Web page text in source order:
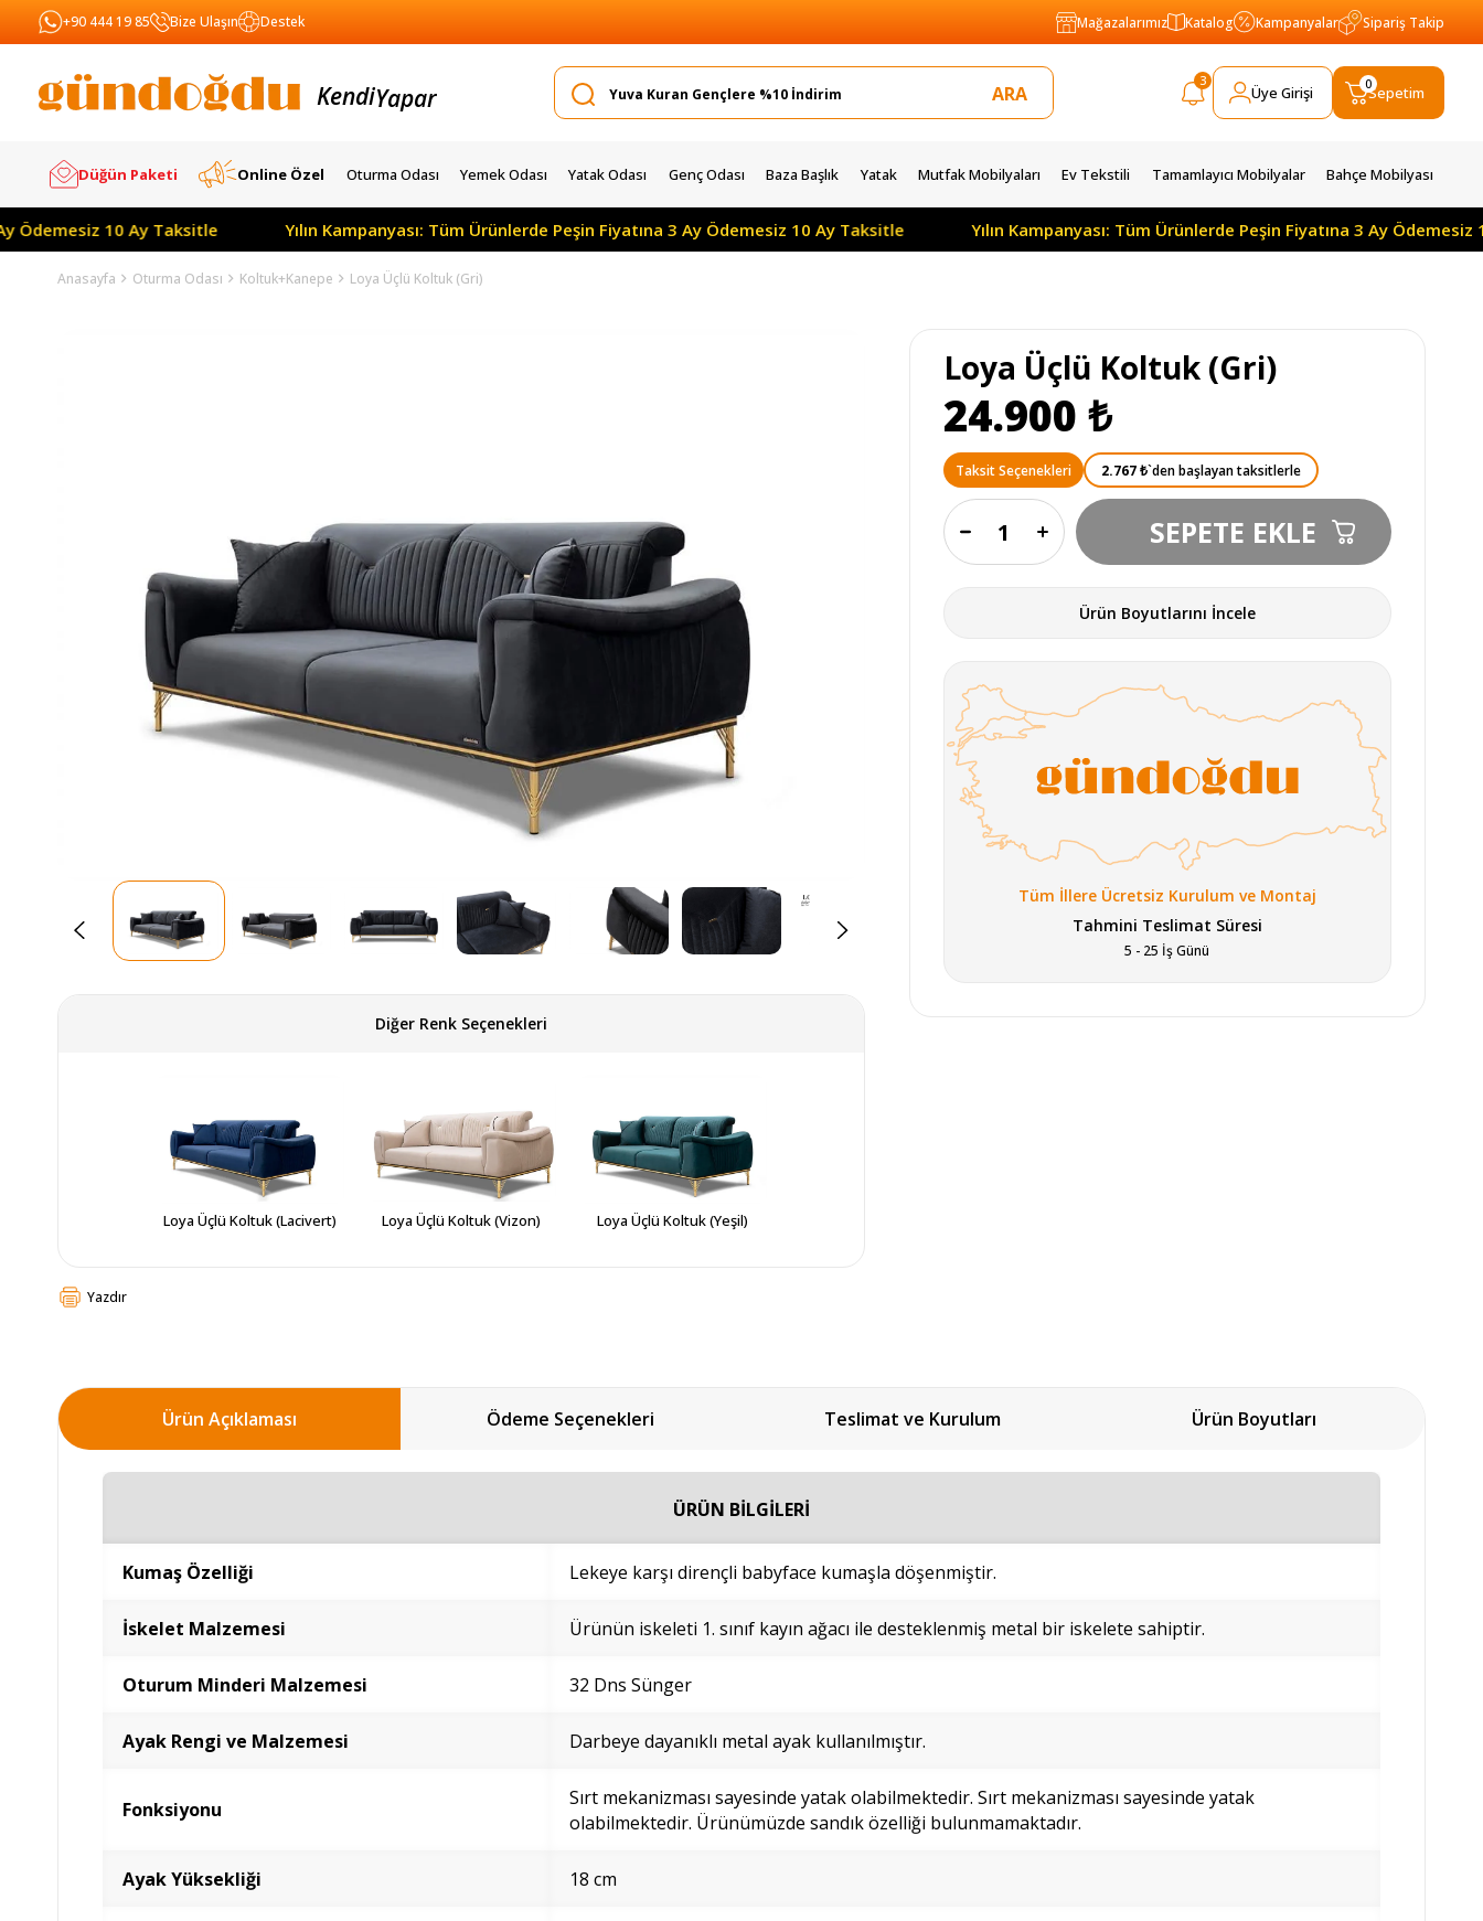
+90 444 19 85 Bize Ulaşın Destek Mağazalarımız Katalog Kampanyalar Sipariş Takip
KendiYapar
3
Üye Girişi Sepetim
0
Düğün Paketi Online Özel Oturma Odası Yemek Odası Yatak Odası Genç Odası Baza Başlık Yatak Mutfak Mobilyaları Ev Tekstili Tamamlayıcı Mobilyalar Bahçe Mobilyası
10 Ay Taksitle Yılın Kampanyası: Tüm Ürünlerde Peşin Fiyatına 3 Ay Ödemesiz 10 Ay Taksitle Yılın Kampanyası: Tüm Ürünlerde Peşin Fiyatına 3 Ay Ödemesiz 10 Ay
Anasayfa Oturma Odası Koltuk+Kanepe Loya Üçlü Koltuk (Gri)
Diğer Renk Seçenekleri
Loya Üçlü Koltuk (Lacivert) Loya Üçlü Koltuk (Vizon) Loya Üçlü Koltuk (Yeşil)
Yazdır
Loya Üçlü Koltuk (Gri)
24.900 ₺
Taksit Seçenekleri 2.767 ₺`den başlayan taksitlerle
Ürün Boyutlarını İncele
Tüm İllere Ücretsiz Kurulum ve Montaj
Tahmini Teslimat Süresi
5 - 25 İş Günü
Ürün Açıklaması Ödeme Seçenekleri Teslimat ve Kurulum Ürün Boyutları
ÜRÜN BİLGİLERİ
Kumaş Özelliği Lekeye karşı dirençli babyface kumaşla döşenmiştir.
İskelet Malzemesi Ürünün iskeleti 1. sınıf kayın ağacı ile desteklenmiş metal bir iskelete sahiptir.
Oturum Minderi Malzemesi 32 Dns Sünger
Ayak Rengi ve Malzemesi Darbeye dayanıklı metal ayak kullanılmıştır.
Fonksiyonu
Sırt mekanizması sayesinde yatak olabilmektedir. Sırt mekanizması sayesinde yatak
olabilmektedir. Ürünümüzde sandık özelliği bulunmamaktadır.
Ayak Yüksekliği 18 cm